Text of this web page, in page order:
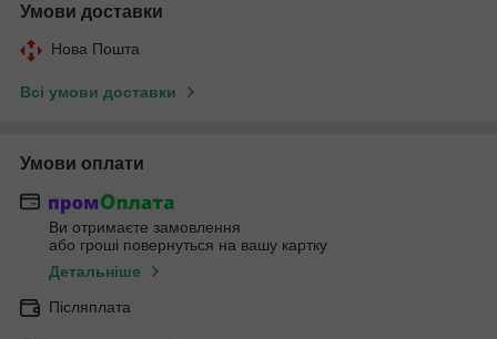
Умови доставки
Нова Пошта
Всі умови доставки
Умови оплати
Ви отримаєте замовлення
або гроші повернуться на вашу картку
Детальніше
Післяплата